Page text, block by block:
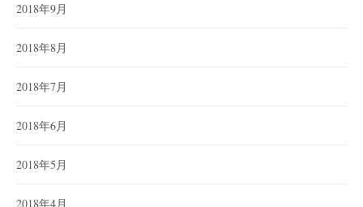
2018年9月
2018年8月
2018年7月
2018年6月
2018年5月
2018年4月